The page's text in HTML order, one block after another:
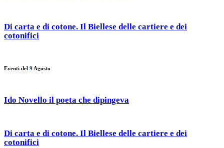
Di carta e di cotone. Il Biellese delle cartiere e dei
cotonifici
Eventi del 9 Agosto
Ido Novello il poeta che dipingeva
Di carta e di cotone. Il Biellese delle cartiere e dei
cotonifici